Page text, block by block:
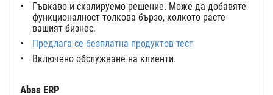
Гъвкаво и скалируемо решение. Може да добавяте
функционалност толкова бързо, колкото расте
вашият бизнес.
Предлага се безплатна продуктов тест
Включено обслужване на клиенти.
Abas ERP